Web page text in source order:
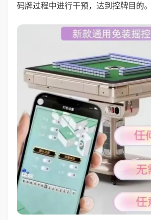
码牌过程中进行干预，达到控牌目的。